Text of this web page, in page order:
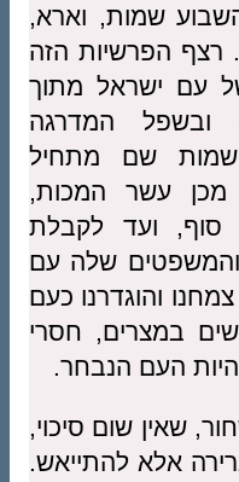
שמות, וארא,
רצף הפרשיות הזה
עם ישראל מתוך
ובשפל המדרגה
שם מתחיל
עשר המכות,
סוף, ועד לקבלת
שלה עם
והוגדרנו כעם
במצרים, חסרי
העם הנבחר.
שאין שום סיכוי,
אלא להתייאש.